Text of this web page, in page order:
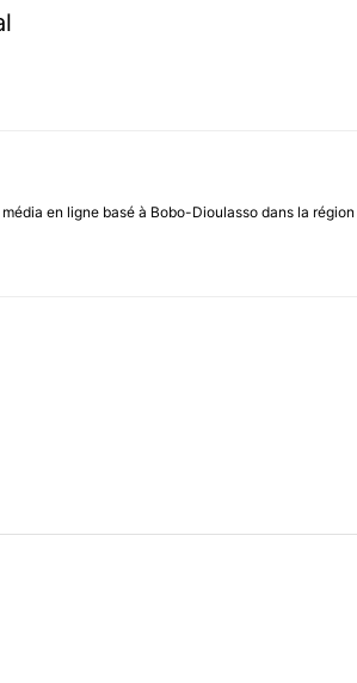
en ligne basé à Bobo-Dioulasso dans la région